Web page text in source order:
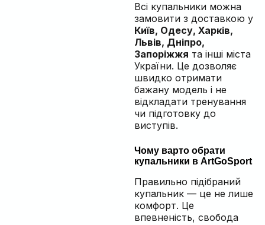
Всі купальники можна
замовити з доставкою у
Київ, Одесу, Харків,
Львів, Дніпро,
Запоріжжя та інші міста
України. Це дозволяє
швидко отримати
бажану модель і не
відкладати тренування
чи підготовку до
виступів.
Чому варто обрати
купальники в ArtGoSport
Правильно підібраний
купальник — це не лише
комфорт. Це
впевненість, свобода